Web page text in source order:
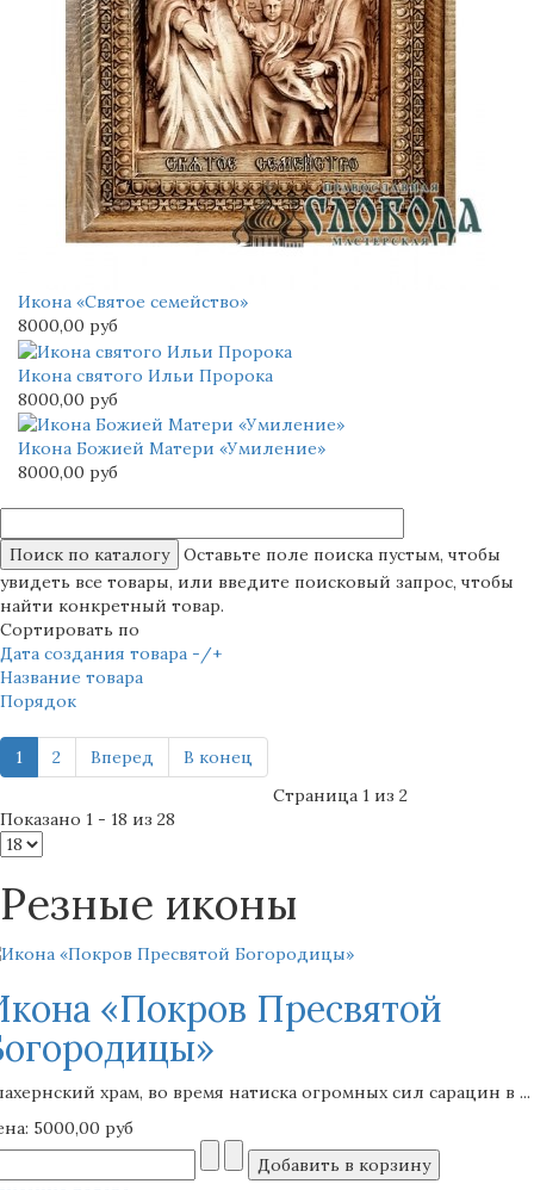
Икона «Святое семейство»
8000,00 руб
Икона святого Ильи Пророка
8000,00 руб
Икона Божией Матери «Умиление»
8000,00 руб
Оставьте поле поиска пустым, чтобы
увидеть все товары, или введите поисковый запрос, чтобы
найти конкретный товар.
Сортировать по
Дата создания товара -/+
Название товара
Порядок
1 2 Вперед
В конец
Страница 1 из 2
Показано 1 - 18 из 28
Резные иконы
«Покров Пресвятой
храм, во время натиска огромных сил сарацин в ...
5000,00 руб